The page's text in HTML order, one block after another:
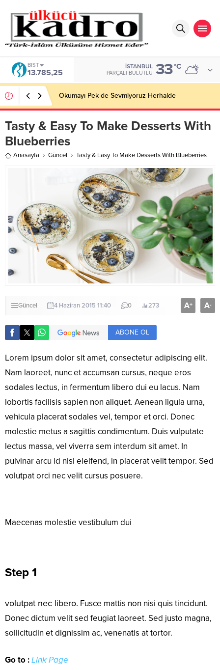
BIST
13.785,25
İSTANBUL
PARÇALI BULUTLU 33°C
Okumayı Pek de Sevmiyoruz Herhalde
Tasty & Easy To Make Desserts With
Blueberries
Anasayfa Güncel Tasty & Easy To Make Desserts With Blueberries
Güncel 4 Haziran 2015 11:40 0 273 A+ A-
ABONE OL
Lorem ipsum dolor sit amet, consectetur adipiscing elit.
Nam laoreet, nunc et accumsan cursus, neque eros
sodales lectus, in fermentum libero dui eu lacus. Nam
lobortis facilisis sapien non aliquet. Aenean ligula urna,
vehicula placerat sodales vel, tempor et orci. Donec
molestie metus a sagittis condimentum. Duis vulputate
lectus massa, vel viverra sem interdum sit amet. In
pulvinar arcu id nisi eleifend, in placerat velit tempor. Sed
volutpat orci nec velit cursus posuere.
Maecenas molestie vestibulum dui
Step 1
volutpat nec libero. Fusce mattis non nisi quis tincidunt.
Donec dictum velit sed feugiat laoreet. Sed justo magna,
sollicitudin et dignissim ac, venenatis at tortor.
Go to :Link Page